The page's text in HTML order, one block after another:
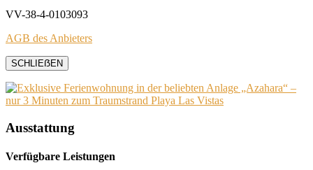
VV-38-4-0103093
AGB des Anbieters
SCHLIEẞEN
Ausstattung
Verfügbare Leistungen